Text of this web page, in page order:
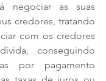
negociar as suas
credores, tratando
com os credores
conseguindo
por pagamento